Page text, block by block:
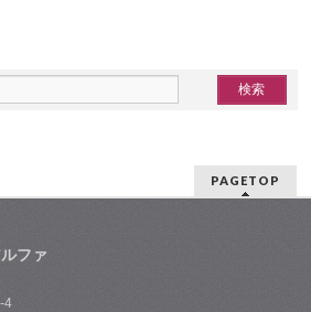
PAGETOP
ファ
4